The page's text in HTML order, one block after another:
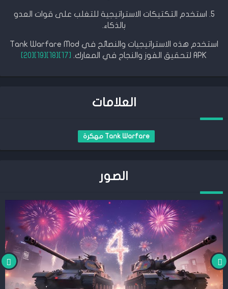
5. استخدم التكتيكات الاستراتيجية للتغلب على قوات العدو
بالذكاء.
استخدم هذه الاستراتيجيات والنصائح في Tank Warfare Mod
APK لتحقيق الفوز والنجاح في المعارك.
[17]
[18]
[19]
[20]
العلامات
Tank Warfare مهكرة
الصور